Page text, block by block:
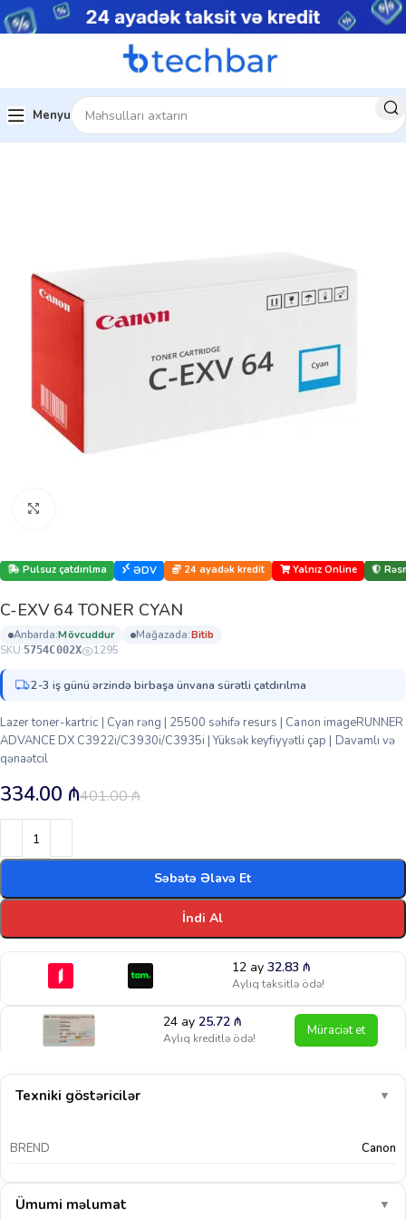
Menyu
Ev Kartric
Pulsuz çatdırılma ƏDV 24 ayadək kredit Yalnız Online
C-EXV 64 TONER CYAN
anbarda: mövcuddur mağazada:
bi̇ti̇b
SKU:5754C002X 1295
2-3 iş günü ərzində birbaşa ünvana sürətli çatdırılma
Lazer toner-kartric | Cyan rəng | 25500 səhifə resurs | Canon imageRUNNER
ADVANCE DX C3922i/C3930i/C3935i | Yüksək keyfiyyətli çap | Davamlı və
qənaətcil
401.00₼
334.00 ₼
Səbətə Əlavə Et
İndi Al
12 ay 32.83 ₼
Aylıq taksitlə ödə!
24 ay25.72₼
Aylıq kreditlə ödə! Müraciət et
Texniki göstəricilər ▼
BREND Canon
Ümumi məlumat ▼